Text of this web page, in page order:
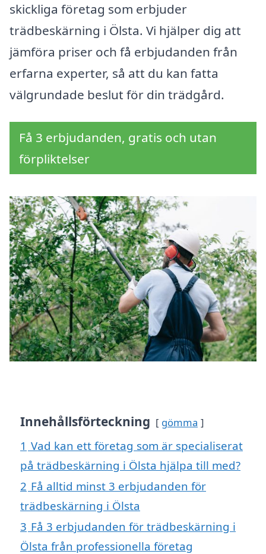
skickliga företag som erbjuder
trädbeskärning i Ölsta. Vi hjälper dig att
jämföra priser och få erbjudanden från
erfarna experter, så att du kan fatta
välgrundade beslut för din trädgård.
Få 3 erbjudanden, gratis och utan
förpliktelser
Innehållsförteckning gömma
1 Vad kan ett företag som är specialiserat
på trädbeskärning i Ölsta hjälpa till med?
2 Få alltid minst 3 erbjudanden för
trädbeskärning i Ölsta
3 Få 3 erbjudanden för trädbeskärning i
Ölsta från professionella företag